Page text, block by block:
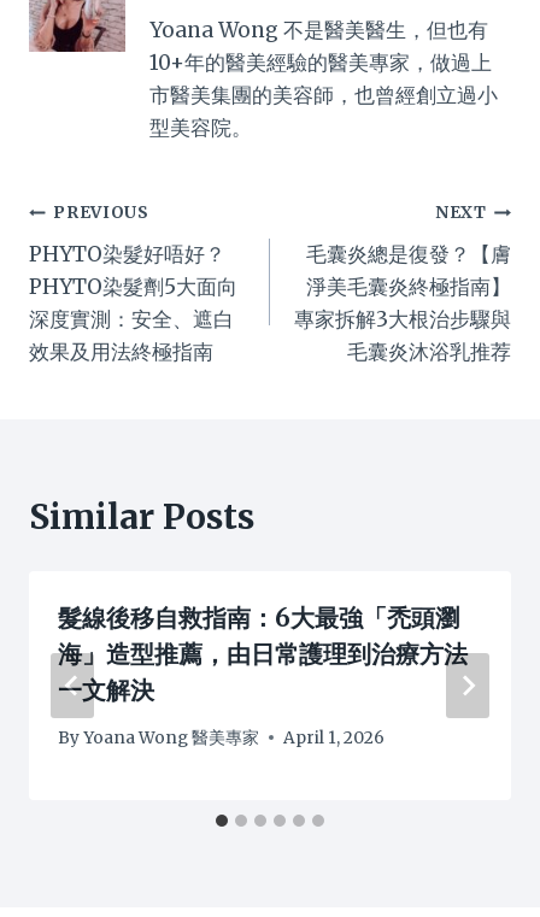
Yoana Wong 不是醫美醫生，但也有
10+年的醫美經驗的醫美專家，做過上
市醫美集團的美容師，也曾經創立過小
型美容院。
Post
navigation
PREVIOUS
PHYTO染髮好唔好？
PHYTO染髮劑5大面向
深度實測：安全、遮白
效果及用法終極指南
NEXT
毛囊炎總是復發？【膚
淨美毛囊炎終極指南】
專家拆解3大根治步驟與
毛囊炎沐浴乳推荐
Similar Posts
髮線後移自救指南：6大最強「禿頭瀏
海」造型推薦，由日常護理到治療方法
一文解決
ByYoana Wong 醫美專家 April 1, 2026